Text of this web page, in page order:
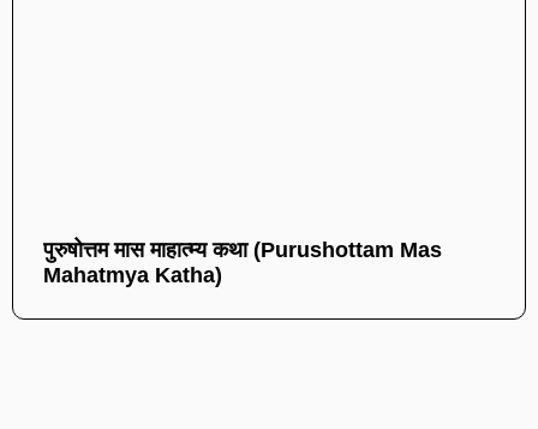
पुरुषोत्तम मास माहात्म्य कथा (Purushottam Mas
Mahatmya Katha)